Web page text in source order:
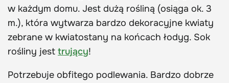
w każdym domu. Jest dużą rośliną (osiąga ok. 3
m.), która wytwarza bardzo dekoracyjne kwiaty
zebrane w kwiatostany na końcach łodyg. Sok
rośliny jest trujący!
Potrzebuje obfitego podlewania. Bardzo dobrze